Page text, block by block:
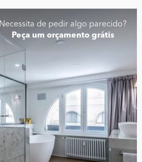
Necessita de pedir algo parecido?
Peça um orçamento grátis